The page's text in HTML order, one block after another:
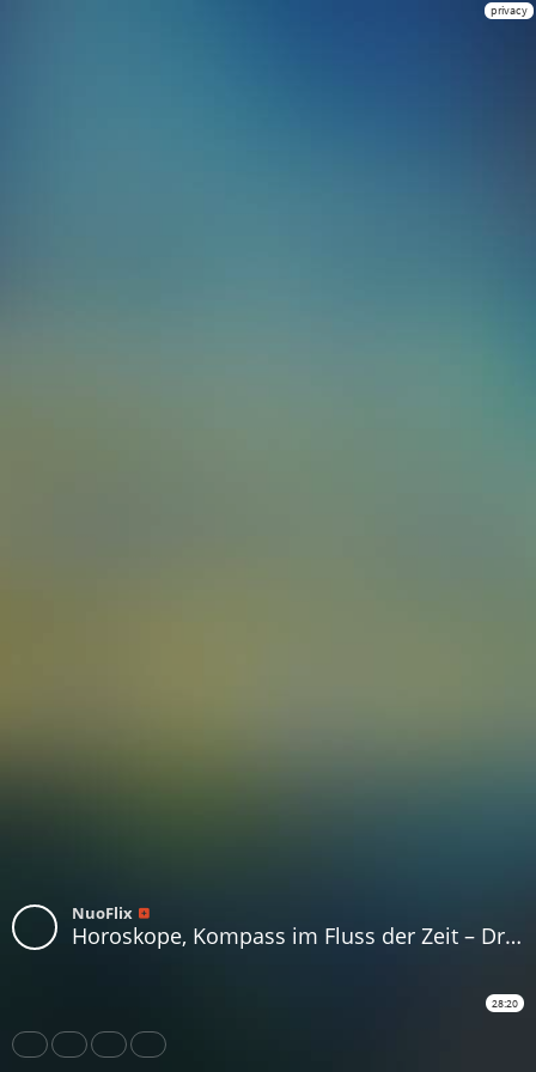
privacy
NuoFlix
Horoskope, Kompass im Fluss der Zeit – Dr. Christof Niederwieser
28:20
Share Like